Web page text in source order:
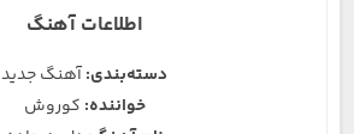
اطلاعات آهنگ
دسته‌بندی:آهنگ جدید
خواننده: کوروش